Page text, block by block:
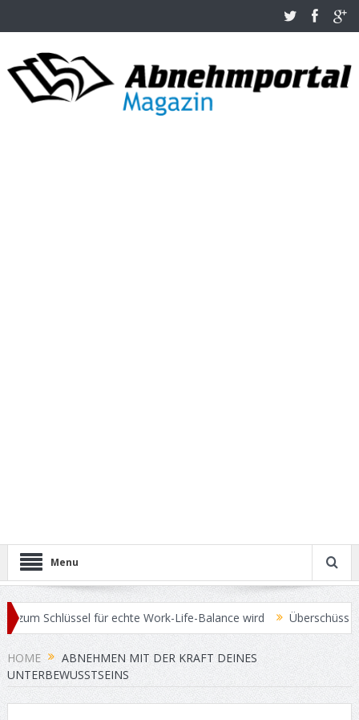
Menu
Schlüssel für echte Work-Life-Balance wird
Überschüssige
für Ihren Gebrauchtwagen erzielen
Operationsmethoden bei
HOME
ABNEHMEN MIT DER KRAFT DEINES
UNTERBEWUSSTSEINS